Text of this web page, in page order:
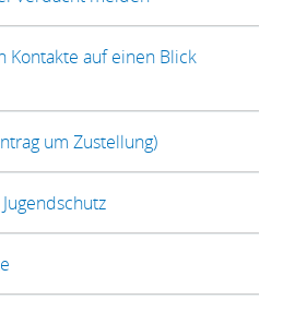
Kontakte auf einen Blick
um Zustellung)